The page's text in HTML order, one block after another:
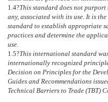
1.4?This standard does not
any, associated with its use. It is
standard to establish appropriate
practices and determine the
use.
1.5?This international standard
internationally recognized
Decision on Principles for the
Guides and Recommendations
Technical Barriers to Trade (TBT)